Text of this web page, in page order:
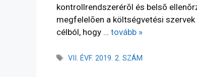
kontrollrendszerérõl és belsõ
megfelelõen a költségvetési
célból, hogy … tovább »
VII. ÉVF. 2019. 2. SZÁM